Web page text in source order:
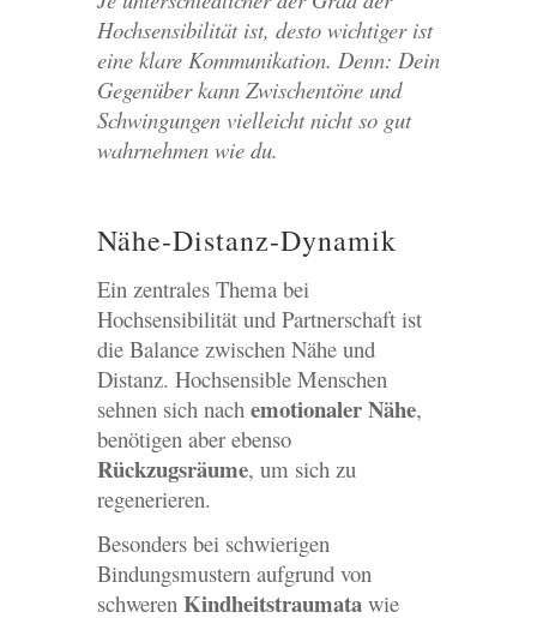
Hochsensibilität ist, desto wichtiger ist
eine klare Kommunikation. Denn: Dein
Gegenüber kann Zwischentöne und
Schwingungen vielleicht nicht so gut
wahrnehmen wie du.
Nähe-Distanz-Dynamik
Ein zentrales Thema bei
Hochsensibilität und Partnerschaft ist
die Balance zwischen Nähe und
Distanz. Hochsensible Menschen
sehnen sich nach emotionaler Nähe,
benötigen aber ebenso
Rückzugsräume, um sich zu
regenerieren.
Besonders bei schwierigen
Bindungsmustern aufgrund von
schweren Kindheitstraumatawie